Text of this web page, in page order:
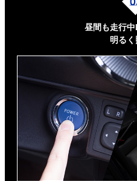
昼間も走行
明る